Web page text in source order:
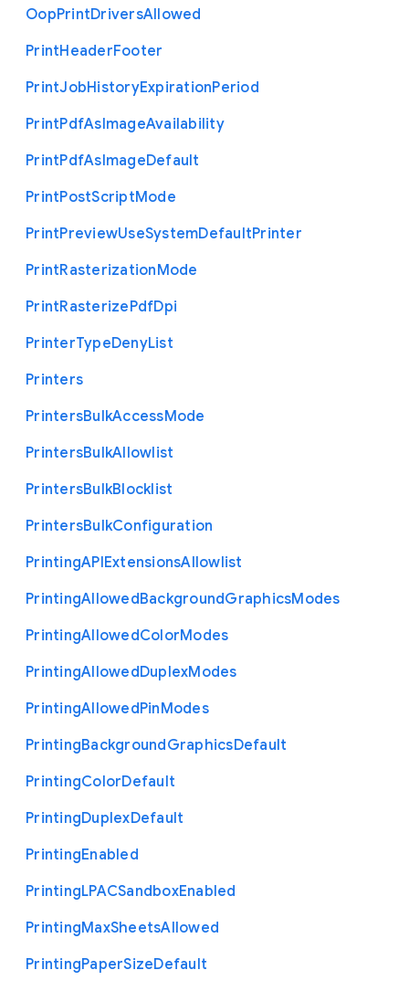
OopPrintDriversAllowed
PrintHeaderFooter
PrintJobHistoryExpirationPeriod
PrintPdfAsImageAvailability
PrintPdfAsImageDefault
PrintPostScriptMode
PrintPreviewUseSystemDefaultPrinter
PrintRasterizationMode
PrintRasterizePdfDpi
PrinterTypeDenyList
Printers
PrintersBulkAccessMode
PrintersBulkAllowlist
PrintersBulkBlocklist
PrintersBulkConfiguration
PrintingAPIExtensionsAllowlist
PrintingAllowedBackgroundGraphicsModes
PrintingAllowedColorModes
PrintingAllowedDuplexModes
PrintingAllowedPinModes
PrintingBackgroundGraphicsDefault
PrintingColorDefault
PrintingDuplexDefault
PrintingEnabled
PrintingLPACSandboxEnabled
PrintingMaxSheetsAllowed
PrintingPaperSizeDefault